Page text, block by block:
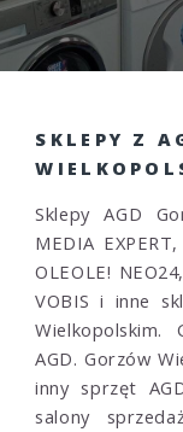
SKLEPY Z
Sklepy AGD
MEDIA
OLEOLE!
VOBIS i inne
AGD. Gorzów
inny sprzęt
salony